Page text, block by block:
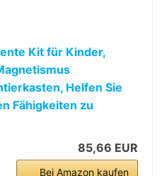
Kit für Kinder,
Helfen Sie
Fähigkeiten zu
85,66 EUR
Bei Amazon kaufen